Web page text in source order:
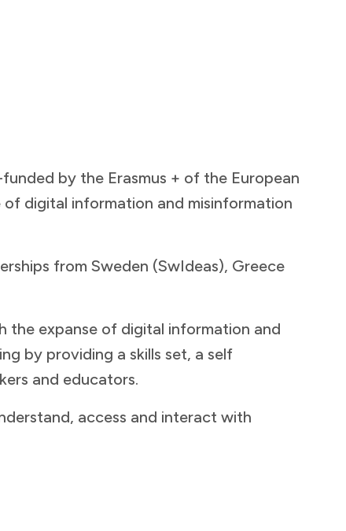
by the Erasmus + of the European
digital information and misinformation
from Sweden (SwIdeas), Greece
the expanse of digital information and
by providing a skills set, a self
access and interact with